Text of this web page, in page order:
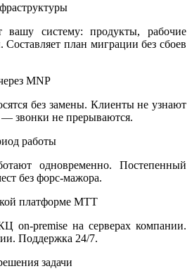
вашу систему: продукты, рабочие
Составляет план миграции без сбоев
MNP
без замены. Клиенты не узнают
— звонки не прерываются.
работы
одновременно. Постепенный
без форс-мажора.
платформе МТТ
premise на серверах компании.
Поддержка 24/7.
задачи